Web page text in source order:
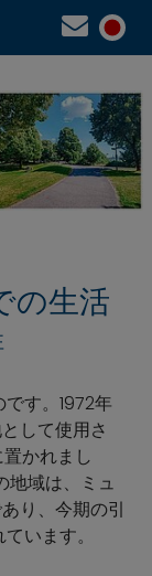
の生活
す。1972年
して使用さ
かれまし
地域は、ミュ
り、今期の引
います。